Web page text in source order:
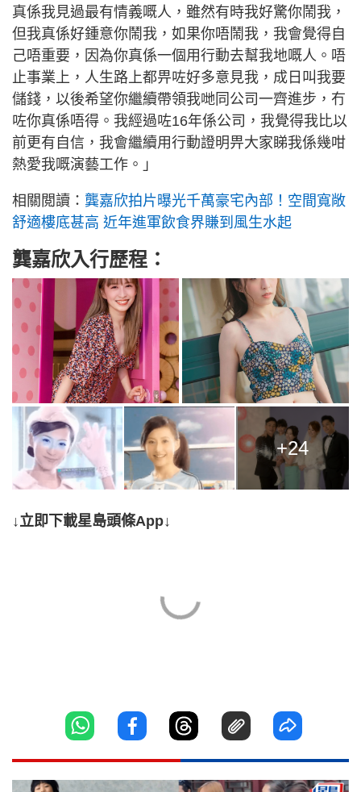
真係我見過最有情義嘅人，雖然有時我好驚你鬧我，
但我真係好鍾意你鬧我，如果你唔鬧我，我會覺得自
己唔重要，因為你真係一個用行動去幫我地嘅人。唔
止事業上，人生路上都畀咗好多意見我，成日叫我要
儲錢，以後希望你繼續帶領我哋同公司一齊進步，冇
咗你真係唔得。我經過咗16年係公司，我覺得我比以
前更有自信，我會繼續用行動證明畀大家睇我係幾咁
熱愛我嘅演藝工作。」
相關閲讀： 龔嘉欣拍片曝光千萬豪宅內部！空間寬敞
舒適樓底甚高 近年進軍飲食界賺到風生水起
龔嘉欣入行歷程：
+24
↓立即下載星島頭條App↓